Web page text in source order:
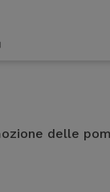
delle